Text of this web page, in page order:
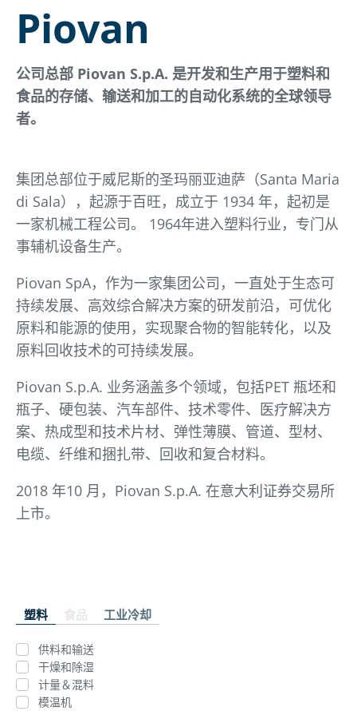
Piovan
公司总部 Piovan S.p.A. 是开发和生产用于塑料和
食品的存储、输送和加工的自动化系统的全球领导
者。
集团总部位于威尼斯的圣玛丽亚迪萨（Santa Maria
di Sala），起源于百旺，成立于 1934 年，起初是
一家机械工程公司。 1964年进入塑料行业，专门从
事辅机设备生产。
Piovan SpA，作为一家集团公司，一直处于生态可
持续发展、高效综合解决方案的研发前沿，可优化
原料和能源的使用，实现聚合物的智能转化，以及
原料回收技术的可持续发展。
Piovan S.p.A. 业务涵盖多个领域，包括PET 瓶坯和
瓶子、硬包装、汽车部件、技术零件、医疗解决方
案、热成型和技术片材、弹性薄膜、管道、型材、
电缆、纤维和捆扎带、回收和复合材料。
2018 年10 月，Piovan S.p.A. 在意大利证券交易所
上市。
塑料 食品 工业冷却
供料和输送
干燥和除湿
计量＆混料
模温机